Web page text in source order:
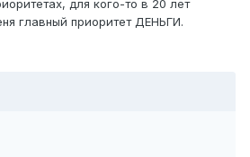
для кого-то в 20 лет
главный приоритет ДЕНЬГИ.